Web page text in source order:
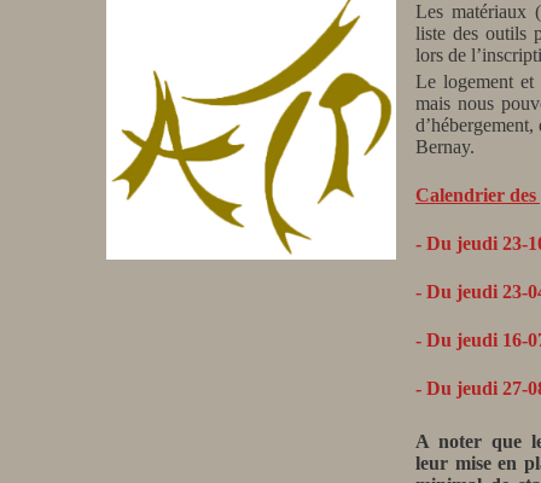
Les matériaux
liste des outils
lors de
Le logement et
mais nous
Bernay.
Calendrier des
- Du jeudi 23-
- Du jeudi 23-
- Du jeudi 16-
- Du jeudi 27-
A noter que
leur mise en